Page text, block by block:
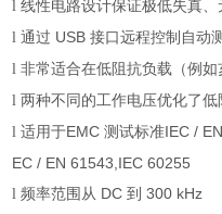
l 线性电路设计保证极低失真
l 通过 USB接口远程控制自动
l 非常适合在低阻抗负载（例
l 两种不同的工作电压优化了
l 适用于EMC测试标准IEC /
EC / EN 61543,IEC 60255
l 频率范围从 DC到300 kHz